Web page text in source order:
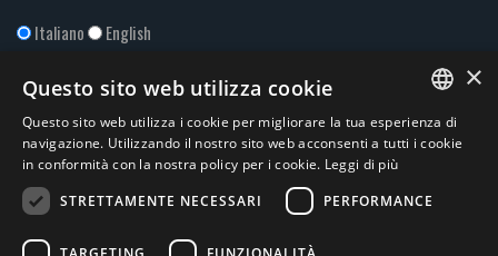
Italiano English
Accetto la Privacy Policy*
ITALIAN
×
Questo sito web utilizza cookie
Questo sito web utilizza i cookie per migliorare la tua esperienza di
navigazione. Utilizzando il nostro sito web acconsenti a tutti i cookie
in conformità con la nostra policy per i cookie. Leggi di più
STRETTAMENTE NECESSARI
PERFORMANCE